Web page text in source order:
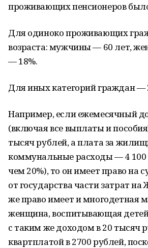
проживающих пенсионеров
Для одиноко проживающих
возраста: мужчины — 60 лет,
— 18%.
Для иных категорий граждан —
Например, если ежемесячный
(включая все выплаты и
тысяч рублей, а плата за
коммунальные расходы — 4 100
чем 20%), то он имеет право на
от государства части затрат
же право имеет и многодетная
женщина, воспитывающая
с таким же доходом в 20 тысяч
квартплатой в 2700 рублей,